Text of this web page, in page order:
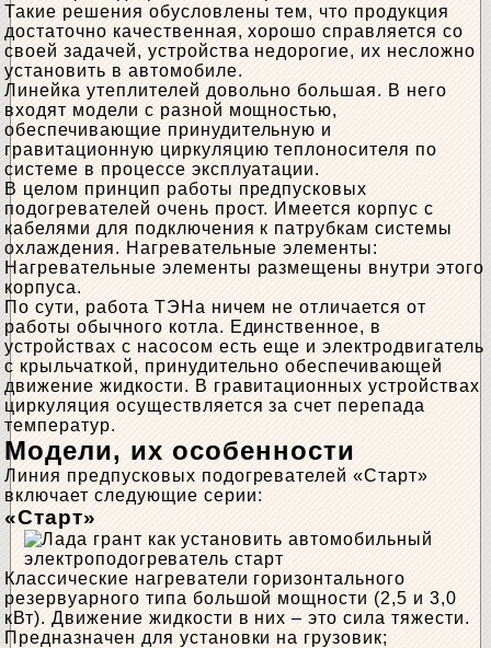
Такие решения обусловлены тем, что продукция
достаточно качественная, хорошо справляется со
своей задачей, устройства недорогие, их несложно
установить в автомобиле.
Линейка утеплителей довольно большая. В него
входят модели с разной мощностью,
обеспечивающие принудительную и
гравитационную циркуляцию теплоносителя по
системе в процессе эксплуатации.
В целом принцип работы предпусковых
подогревателей очень прост. Имеется корпус с
кабелями для подключения к патрубкам системы
охлаждения. Нагревательные элементы:
Нагревательные элементы размещены внутри этого
корпуса.
По сути, работа ТЭНа ничем не отличается от
работы обычного котла. Единственное, в
устройствах с насосом есть еще и электродвигатель
с крыльчаткой, принудительно обеспечивающей
движение жидкости. В гравитационных устройствах
циркуляция осуществляется за счет перепада
температур.
Модели, их особенности
Линия предпусковых подогревателей «Старт»
включает следующие серии:
«Старт»
Классические нагреватели горизонтального
резервуарного типа большой мощности (2,5 и 3,0
кВт). Движение жидкости в них – это сила тяжести.
Предназначен для установки на грузовик;